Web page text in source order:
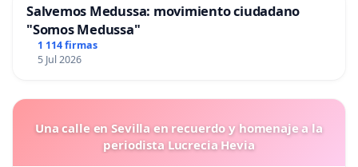
Salvemos Medussa: movimiento ciudadano
"Somos Medussa"
1 114 firmas
5 Jul 2026
Una calle en Sevilla en recuerdo y homenaje a la
periodista Lucrecia Hevia